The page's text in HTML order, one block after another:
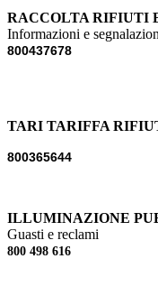
RACCOLTA RIFIUTI
Informazioni e
800437678
TARI TARIFFA
800365644
ILLUMINAZIONE
Guasti e reclami
800 498 616